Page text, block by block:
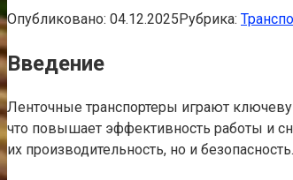
Опубликовано: 04.12.2025Рубрика:
Введение
Ленточные транспортеры играют
что повышает эффективность работы и
их производительность, но и